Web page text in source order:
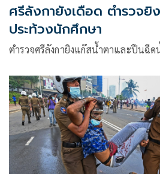
ศรีลังกายังเดือด ตำรวจยิ
ประท้วงนักศึกษา
ตำรวจศรีลังกายิงแก๊สน้ำตาและปืนฉี